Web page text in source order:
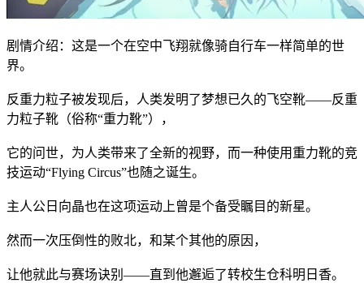
剧情介绍：这是一个在空中飞翔就像骑自行车一样简单的世
界。
反重力粒子被发现后，人类发明了梦想已久的飞空靴——反重
力粒子靴（俗称“重力靴”），
它的问世，为人类带来了全新的视野，而一种使用重力靴的竞
技运动“Flying Circus”也随之诞生。
主人公日向晶也在这项运动上曾是个备受瞩目的新星。
然而一次压倒性的败北，和某个其他的原因，
让他就此与赛场诀别——直到他邂逅了转校生仓科明日香。